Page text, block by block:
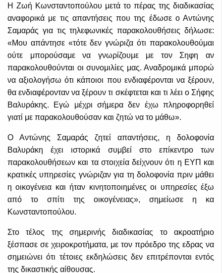
Η Ζωή Κωνσταντοπούλου μετά το πέρας της διαδικασίας
αναφορικά με τις απαντήσεις που της έδωσε ο Αντώνης
Σαμαράς για τις τηλεφωνικές παρακολουθήσεις δήλωσε:
«Μου απάντησε «τότε δεν γνώριζα ότι παρακολουθούμαι
ούτε μπορούσαμε να γνωρίζουμε με τον Σηφη αν
παρακολουθούνται οι συνομιλίες μας. Αναδρομικά μπορώ
να αξιολογήσω ότι κάποιοι που ενδιαφέρονται να ξέρουν,
θα ενδιαφέρονταν να ξέρουν τι σκέφτεται και τι λέει ο Σήφης
Βαλυράκης. Εγώ μέχρι σήμερα δεν έχω πληροφορηθεί
γιατί με παρακολουθούσαν και ζητώ να το μάθω».
Ο Αντώνης Σαμαράς ζητεί απαντήσεις, η δολοφονία
Βαλυράκη έχει ιστορικά συμβεί στο επίκεντρο των
παρακολουθήσεων και τα στοιχεία δείχνουν ότι η ΕΥΠ και
κρατικές υπηρεσίες γνώριζαν για τη δολοφονία πριν μάθει
η οικογένεια και ήταν κινητοποιημένες οι υπηρεσίες έξω
από το σπίτι της οικογένειας», σημείωσε η κα
Κωνσταντοπούλου.
Στο τέλος της σημερινής διαδικασίας το ακροατήριο
ξέσπασε σε χειροκροτήματα, με τον πρόεδρο της εδρας να
σημειώνει ότι τέτοιες εκδηλώσεις δεν επιτρέπονται εντός
της δικαστικής αίθουσας.